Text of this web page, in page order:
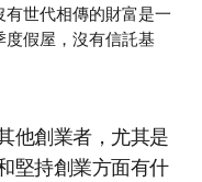
世代相傳的財富是一
假屋，沒有信託基
他創業者，尤其是
堅持創業方面有什